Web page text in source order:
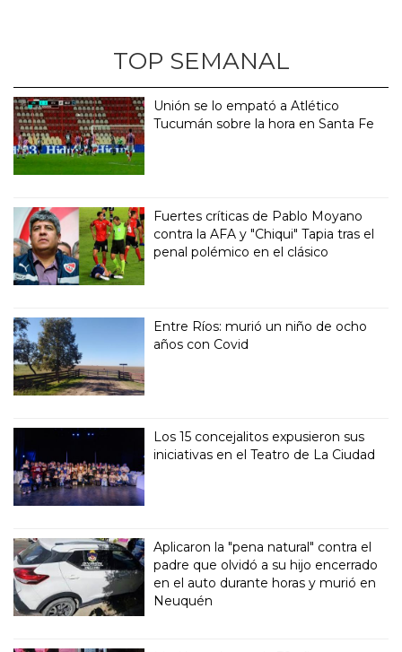
TOP SEMANAL
Unión se lo empató a Atlético
Tucumán sobre la hora en Santa Fe
Fuertes críticas de Pablo Moyano
contra la AFA y "Chiqui" Tapia tras el
penal polémico en el clásico
Entre Ríos: murió un niño de ocho
años con Covid
Los 15 concejalitos expusieron sus
iniciativas en el Teatro de La Ciudad
Aplicaron la "pena natural" contra el
padre que olvidó a su hijo encerrado
en el auto durante horas y murió en
Neuquén